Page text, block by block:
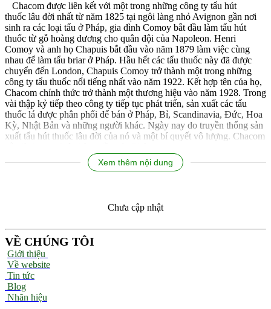
Chacom được liên kết với một trong những công ty tẩu hút
thuốc lâu đời nhất từ năm 1825 tại ngôi làng nhỏ Avignon gần nơi
sinh ra các loại tẩu ở Pháp, gia đình Comoy bắt đầu làm tẩu hút
thuốc từ gỗ hoàng dương cho quân đội của Napoleon. Henri
Comoy và anh họ Chapuis bắt đầu vào năm 1879 làm việc cùng
nhau để làm tẩu briar ở Pháp. Hầu hết các tẩu thuốc này đã được
chuyển đến London, Chapuis Comoy trở thành một trong những
công ty tẩu thuốc nổi tiếng nhất vào năm 1922. Kết hợp tên của họ,
Chacom chính thức trở thành một thương hiệu vào năm 1928. Trong
vài thập kỷ tiếp theo công ty tiếp tục phát triển, sản xuất các tẩu
thuốc lá được phân phối để bán ở Pháp, Bỉ, Scandinavia, Đức, Hoa
Kỳ, Nhật Bản và những người khác. Ngày nay do truyền thống sản
xuất tẩu hút thuốc lâu đời của nó và một bí quyết vô lượng. Chacom
Xem thêm nội dung
Chưa cập nhật
VỀ CHÚNG TÔI
Giới thiệu
Về website
Tin tức
Blog
Nhãn hiệu